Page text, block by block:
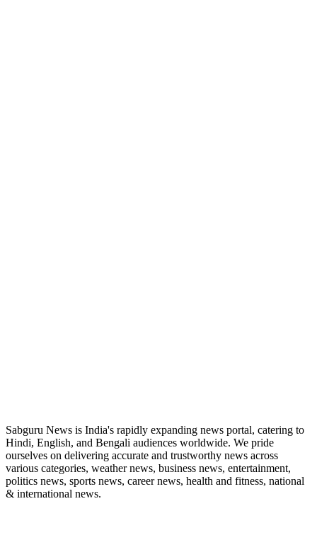
Sabguru News is India's rapidly expanding news portal, catering to
Hindi, English, and Bengali audiences worldwide. We pride
ourselves on delivering accurate and trustworthy news across
various categories, weather news, business news, entertainment,
politics news, sports news, career news, health and fitness, national
& international news.